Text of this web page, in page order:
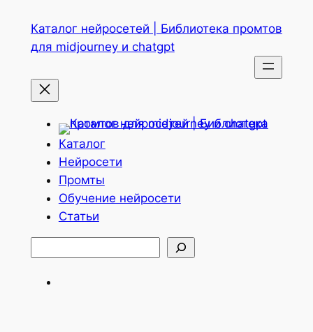
содержимому
Каталог нейросетей | Библиотека промтов
для midjourney и chatgpt
Каталог
Нейросети
Промты
Обучение нейросети
Статьи